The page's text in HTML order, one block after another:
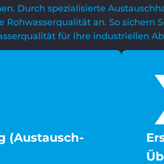
Durch spezialisierte
Rohwasserqualität an. So sichern
für Ihre industriellen
(Austausch­